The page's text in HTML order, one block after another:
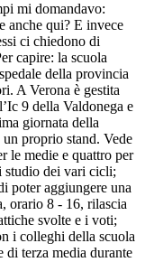
mi domandavo:
anche qui? E invece
ci chiedono di
capire: la scuola
della provincia
A Verona è gestita
9 della Valdonega e
giornata della
proprio stand. Vede
le medie e quattro per
studio dei vari cicli;
poter aggiungere una
orario 8 - 16, rilascia
svolte e i voti;
i colleghi della scuola
di terza media durante